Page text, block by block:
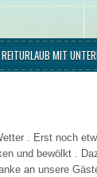
REITURLAUB MIT
. Erst noch
und bewölkt .
an unsere